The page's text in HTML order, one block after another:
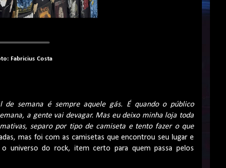
Fabricius Costa
de semana é sempre aquele gás. É quando o público
a gente vai devagar. Mas eu deixo minha loja toda
separo por tipo de camiseta e tento fazer o que
mas foi com as camisetas que encontrou seu lugar e
universo do rock, item certo para quem passa pelos